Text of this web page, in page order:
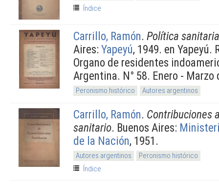
Índice
Carrillo, Ramón. Política
Aires: Yapeyú, 1949. en
Organo de residentes
Argentina. N° 58. Enero - Marzo
Peronismo histórico Autores argentinos
Carrillo, Ramón. Contribuciones
sanitario. Buenos Aires:
de la Nación, 1951.
Autores argentinos
Peronismo histórico
Índice